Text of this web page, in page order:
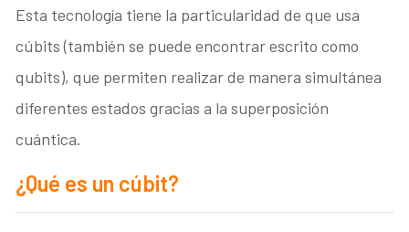
Esta tecnología tiene la particularidad de que usa
cúbits (también se puede encontrar escrito como
qubits), que permiten realizar de manera simultánea
diferentes estados gracias a la superposición
cuántica.
¿Qué es un cúbit?